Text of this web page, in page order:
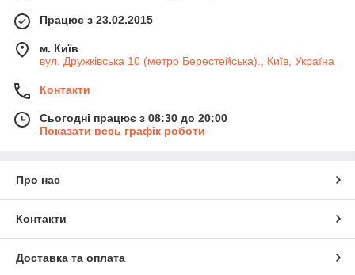
Працює з 23.02.2015
м. Київ
вул. Дружківська 10 (метро Берестейська)., Київ, Україна
Контакти
Сьогодні працює з 08:30 до 20:00
Показати весь графік роботи
Про нас
Контакти
Доставка та оплата